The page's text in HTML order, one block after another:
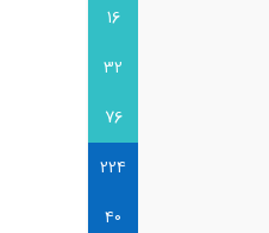
16
32
76
224
40